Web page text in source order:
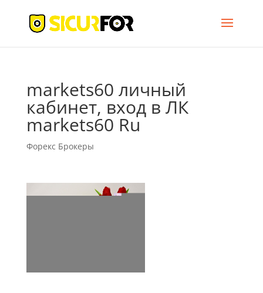
markets60 личный
кабинет, вход в ЛК
markets60 Ru
Форекс Брокеры